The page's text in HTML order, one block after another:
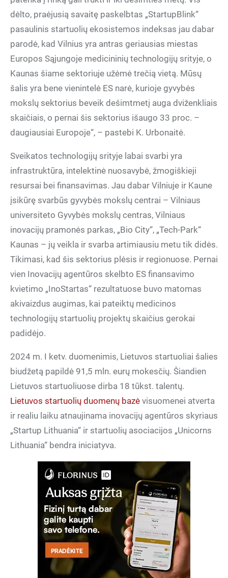
dėlto, praėjusią savaitę paskelbtas „StartupBlink“
pasaulinis startuolių ekosistemos indeksas jau dabar
parodė, kad Vilnius yra antras geriausias miestas
Europos Sąjungoje medicininių technologijų srityje, o
Kaunas šiame sektoriuje užėmė trečią vietą. Mūsų
šalis yra bene vienintelė ES narė, kurioje gyvybės
mokslų sektorius beveik dešimtmetį auga dviženkliais
skaičiais, o pernai šis sektorius išaugo 33 proc. –
daugiausiai Europoje“, – pastebi K. Urbonaitė.
Sveikatos technologijų srityje labai svarbi yra
infrastruktūra, intelektinė nuosavybė, žmogiškieji
resursai bei finansavimas. Jau dabar Vilniuje ir Kaune
įsikūrę svarbūs gyvybės mokslų centrai – Vilniaus
universiteto Gyvybės mokslų centras, Vilniaus
inovacijų pramonės parkas, „Bio City“, „Tech-Park“
Kaunas – jų veikla ir svarba artimiausiu metu tik didės.
Tikimasi, kad šis sektorius plėsis ir regionuose. Pernai
vien Inovacijų agentūros skelbto ES finansavimo
kvietimo „InoStartas“ rezultatuose buvo matomas
akivaizdus augimas, kai pateiktų medicinos
technologijų startuolių projektų skaičius gerokai
padidėjo.
2024 m. I ketv. duomenimis, Lietuvos startuoliai šalies
biudžetą papildė 91,5 mln. eurų mokesčių. Šiandien
Lietuvos startuoliuose dirba 18 tūkst. talentų.
Lietuvos startuolių duomenų bazė visuomenei atverta
ir realiu laiku atnaujinama inovacijų agentūros skyriaus
„Startup Lithuania“ ir startuolių asociacijos „Unicorns
Lithuania“ bendra iniciatyva.